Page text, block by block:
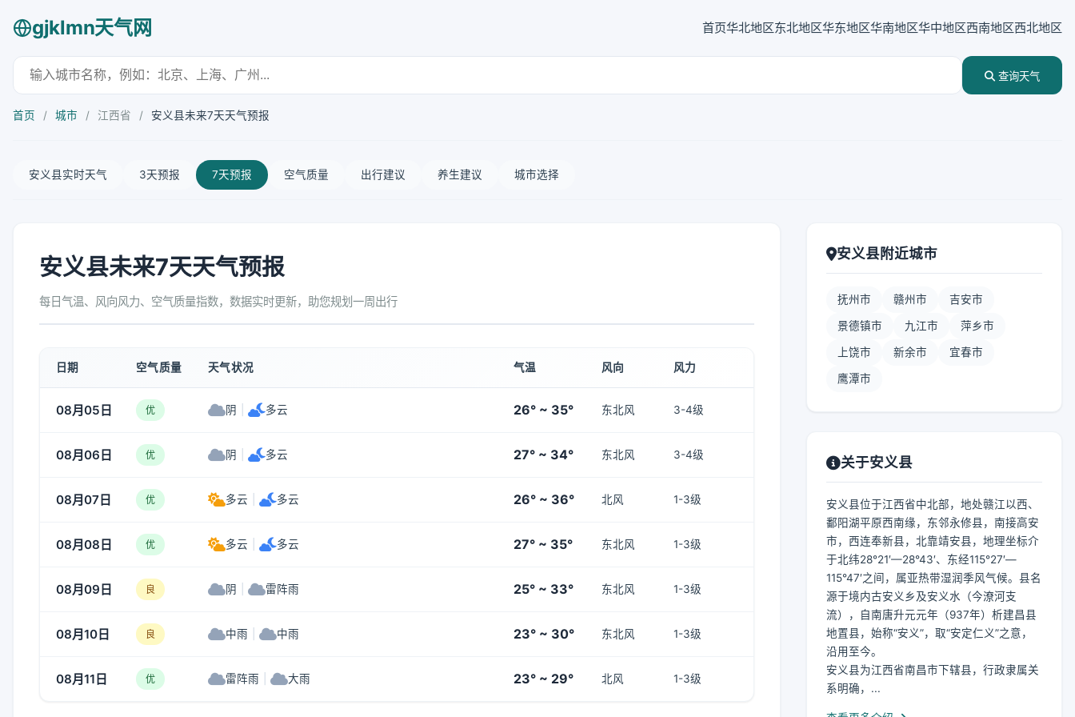
gjklmn天气网 首页华北地区东北地区华东地区华南地区华中地区西南地区西北地区
查询天气
首页 / 城市 / 江西省 / 安义县未来7天天气预报
安义县实时天气 3天预报 7天预报 空气质量 出行建议 养生建议 城市选择
安义县未来7天天气预报
每日气温、风向风力、空气质量指数，数据实时更新，助您规划一周出行
日期 空气质量 天气状况 气温 风向 风力
08月05日 优 阴 多云 26° ~ 35° 东北风 3-4级
08月06日 优 阴 多云 27° ~ 34° 东北风 3-4级
08月07日 优 多云 多云 26° ~ 36° 北风 1-3级
08月08日 优 多云 多云 27° ~ 35° 东北风 1-3级
08月09日 良 阴 雷阵雨 25° ~ 33° 东北风 1-3级
08月10日 良 中雨 中雨 23° ~ 30° 东北风 1-3级
08月11日 优 雷阵雨 大雨 23° ~ 29° 北风 1-3级
安义县附近城市
抚州市 赣州市 吉安市
景德镇市 九江市 萍乡市
上饶市 新余市 宜春市
鹰潭市
关于安义县
安义县位于江西省中北部，地处赣江以西、
鄱阳湖平原西南缘，东邻永修县，南接高安
市，西连奉新县，北靠靖安县，地理坐标介
于北纬28°21′—28°43′、东经115°27′—
115°47′之间，属亚热带湿润季风气候。县名
源于境内古安义乡及安义水（今潦河支
流），自南唐升元元年（937年）析建昌县
地置县，始称“安义”，取“安定仁义”之意，
沿用至今。
安义县为江西省南昌市下辖县，行政隶属关
系明确，...